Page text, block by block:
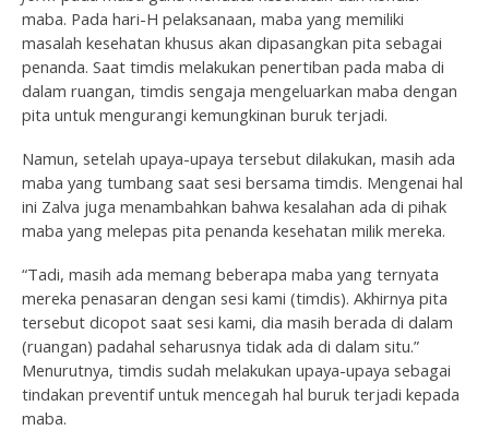
maba. Pada hari-H pelaksanaan, maba yang memiliki
masalah kesehatan khusus akan dipasangkan pita sebagai
penanda. Saat timdis melakukan penertiban pada maba di
dalam ruangan, timdis sengaja mengeluarkan maba dengan
pita untuk mengurangi kemungkinan buruk terjadi.
Namun, setelah upaya-upaya tersebut dilakukan, masih ada
maba yang tumbang saat sesi bersama timdis. Mengenai hal
ini Zalva juga menambahkan bahwa kesalahan ada di pihak
maba yang melepas pita penanda kesehatan milik mereka.
“Tadi, masih ada memang beberapa maba yang ternyata
mereka penasaran dengan sesi kami (timdis). Akhirnya pita
tersebut dicopot saat sesi kami, dia masih berada di dalam
(ruangan) padahal seharusnya tidak ada di dalam situ.”
Menurutnya, timdis sudah melakukan upaya-upaya sebagai
tindakan preventif untuk mencegah hal buruk terjadi kepada
maba.